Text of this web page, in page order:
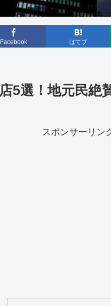
Facebook はてブ
5選！地元民
スポンサーリン